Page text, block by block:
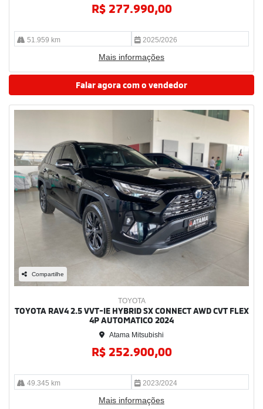
R$ 277.990,00
51.959 km 2025/2026
Mais informações
Falar agora com o vendedor
Compartilhe
TOYOTA
TOYOTA RAV4 2.5 VVT-IE HYBRID SX CONNECT AWD CVT FLEX
4P AUTOMATICO 2024
Atama Mitsubishi
R$ 252.900,00
49.345 km 2023/2024
Mais informações